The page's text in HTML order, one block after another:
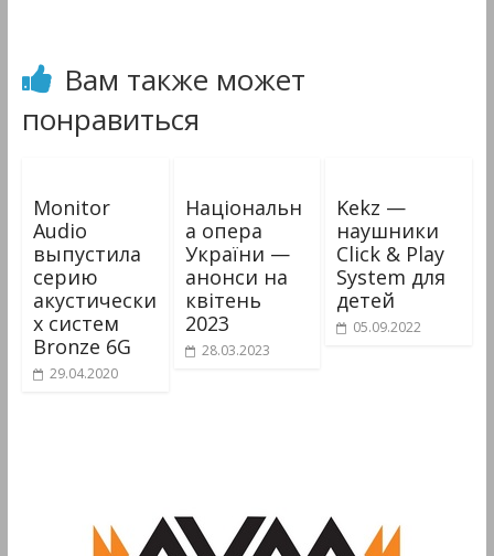
Вам также может
понравиться
Monitor
Audio
выпустила
серию
акустически
х систем
Bronze 6G
29.04.2020
Національн
а опера
України —
анонси на
квітень
2023
28.03.2023
Kekz —
наушники
Click & Play
System для
детей
05.09.2022